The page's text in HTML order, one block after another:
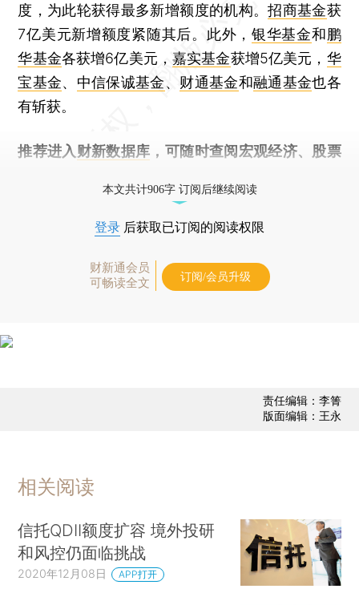
度，为此轮获得最多新增额度的机构。招商基金获
7亿美元新增额度紧随其后。此外， 银华基金和鹏
华基金各获增6亿美元，嘉实基金获增5亿美元， 华
宝基金、 中信保诚基金、 财通基金和融通基金也各
有斩获。
推荐进入 财新数据库 ，可随时查阅宏观经济、股票
本文共计906字 订阅后继续阅读
登录 后获取已订阅的阅读权限
财新通会员
可畅读全文
订阅/会员升级
责任编辑：李箐
版面编辑：王永
相关阅读
信托QDII额度扩容 境外投研
和风控仍面临挑战
2020年12月08日 APP打开